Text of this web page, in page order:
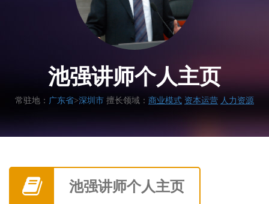
池强讲师个人主页
常驻地： 广东省>深圳市 擅长领域： 商业模式 资本运营 人力资源
池强讲师个人主页